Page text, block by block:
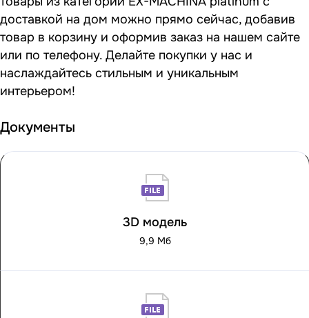
доставкой на дом можно прямо сейчас, добавив
товар в корзину и оформив заказ на нашем сайте
или по телефону. Делайте покупки у нас и
наслаждайтесь стильным и уникальным
интерьером!
Документы
3D модель
9,9 Мб